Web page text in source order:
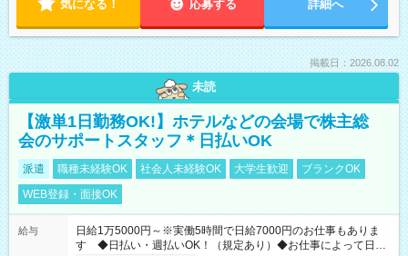
気になる！ 応募する 詳細へ
掲載日：2026.08.02
未読
【激単1日勤務OK!】ホテルなどの会場で株主総
会のサポートスタッフ＊日払いOK
派遣 職種未経験OK 社会人未経験OK 大学生歓迎
ブランクOK
WEB登録・面接OK
給与
日給1万5000円～※実働5時間で日給7000円のお仕事もありま
す ◆日払い・週払いOK！（規定あり）◆お仕事によって日給